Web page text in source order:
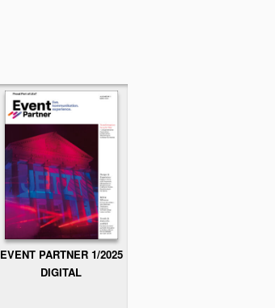
EVENT PARTNER 1/2025
DIGITAL